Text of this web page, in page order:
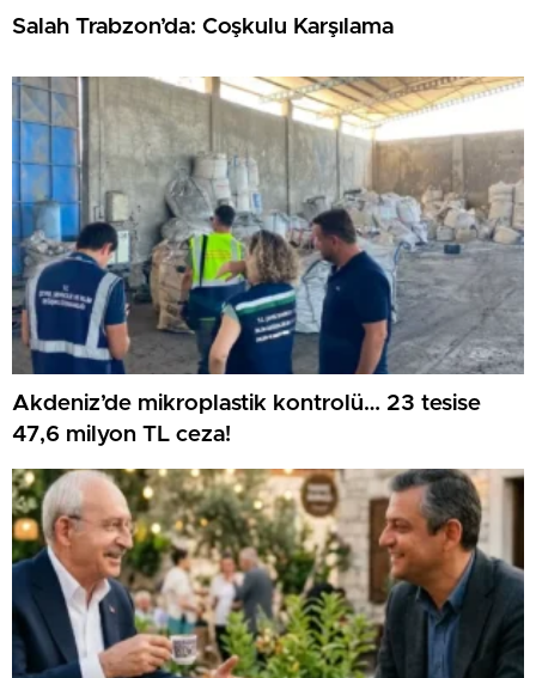
Salah Trabzon’da: Coşkulu Karşılama
Akdeniz’de mikroplastik kontrolü… 23 tesise
47,6 milyon TL ceza!